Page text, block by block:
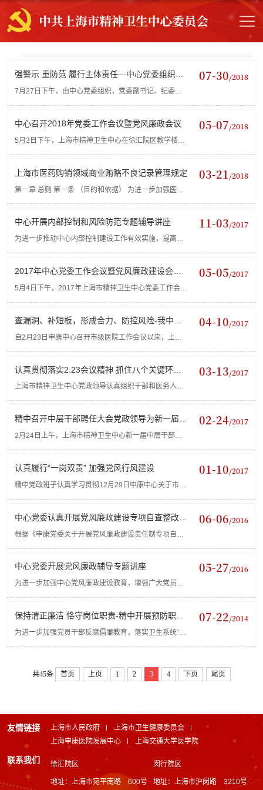
强警示 重防范 履行主体责任—中心党委组织开
展预防职务犯罪...
7月27日下午，由中心党委组织，党委副书记、纪委书
记赵敏带队，党办、监察审计、财务、设备、后勤管
书记共35名干部和...
07-30/2018
中心召开2018年党委工作会议暨党风廉政会议
5月3日下午，上海市精神卫生中心在徐汇院区教学楼三
楼报告厅召开2018年党委工作会议暨党风廉政会议。中
党员、民主党...
05-07/2018
上海市医药购销领域商业贿赂不良记录管理规定
第一章 总则 第一条 （目的和依据） 为进一步加强医疗
卫生机构管理，规范医疗卫生机构采购、使用药品、医
销领域...
03-21 /2018
中心开展内部控制和风险防范专题辅导讲座
为进一步推动中心内部控制建设工作有效实施，提高内
部管理水平，11月1日下午，中心党委邀请上海财经大
专题讲座。中心...
11-03/2017
2017年中心党委工作会议暨党风廉政建设会议
顺利召开
5月4日下午，2017年上海市精神卫生中心党委工作会议
暨党风廉政建设会议在教学楼二楼报告厅召开。中心党
员、工青妇负责...
05-05/2017
查漏洞、补短板，形成合力、防控风险-我中心
狠抓行风建设八个...
自2月23日申康中心召开市级医院工作会议以来，上海
为深入贯彻落实...
04-10/2017
认真贯彻落实2.23会议精神 抓住八个关键环节
制定细节管理措施
上海市精神卫生中心党政领导认真组织干部和医务人员
学习贯彻申康中心2月23日市级医院工作会议精神，切
重要性必要性认...
03-13/2017
精中召开中层干部聘任大会党政领导为新一届干
部进行集体廉政谈话
2月24日上午，上海市精神卫生中心新一届中层干部聘
任大会在中心教学楼二楼报告厅举行，中心党政班子成
参加会议。会议...
02-24/2017
认真履行“一岗双责” 加强党风行风建设
精中党政班子认真学习贯彻12月29日申康中心关于市级
医院党风廉政和行风建设工作会议精神，并于12月30日
院医疗工作及...
01-10/2017
中心党委认真开展党风廉政建设专项自查整改工
作
根据《申康党委关于开展党风廉政建设责任制专项自查
资源部、财务...
06-06/2016
中心党委开展党风廉政辅导专题讲座
为进一步加强中心党风廉政建设教育，增强广大党员干
部廉洁自律意识，筑牢思想道德防线，2016年5月26日
成培主任来我中...
05-27/2016
保持清正廉洁 恪守岗位职责-精中开展预防职务
犯罪暨党风廉政...
为进一步加强党员干部反腐倡廉教育，落实卫生系统“九
不准”、“十项不得”，切实推进中心廉政建设。按照中心
纪委在教...
07-22/2014
共45条 首页 上页 1 2 3 4 下页 尾页
友情链接 上海市人民政府
上海市卫生健康委员会
上海申康医院发展中心
上海交通大学医学院
联系我们 徐汇院区
地址：上海市宛平南路 600号
闵行院区
地址：上海市沪闵路 3210号